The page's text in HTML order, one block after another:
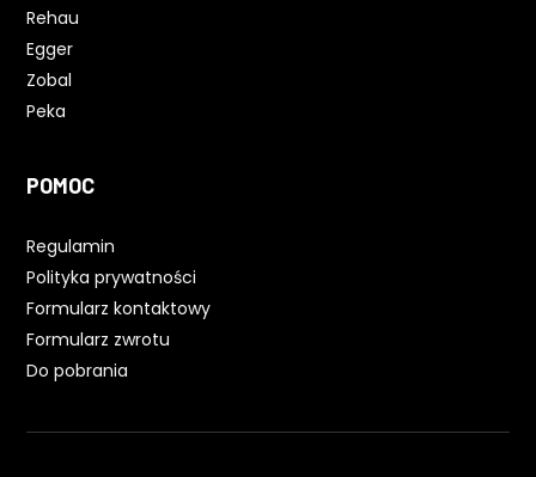
Rehau
Egger
Zobal
Peka
POMOC
Regulamin
Polityka prywatności
Formularz kontaktowy
Formularz zwrotu
Do pobrania